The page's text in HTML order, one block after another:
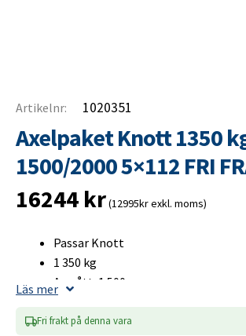
Artikelnr: 1020351
Axelpaket Knott 1350
1500/2000 5×112 FRI
16244 kr(12995kr exkl. moms)
Passar Knott
1 350 kg
A-mått: 1 500 mm
Bultcirkel 5×112
Läs mer
Fri frakt på denna vara